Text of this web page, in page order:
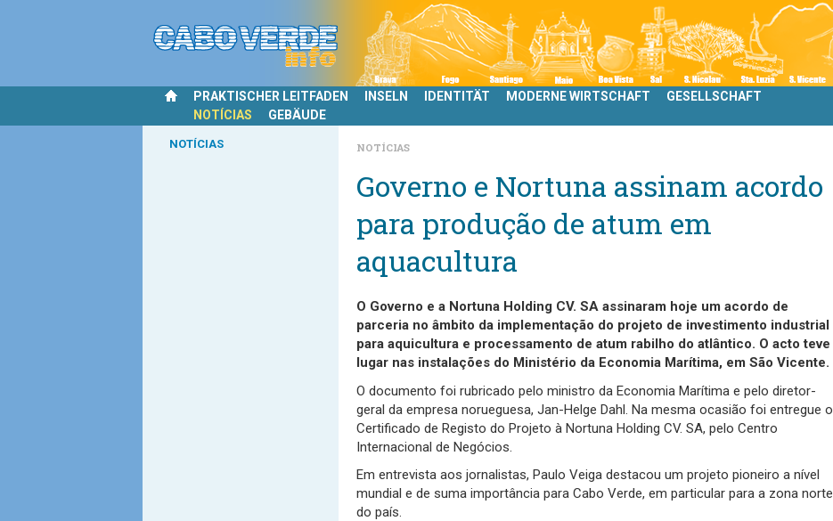
PRAKTISCHER LEITFADEN INSELN IDENTITÄT MODERNE WIRTSCHAFT
GESELLSCHAFT
NOTÍCIAS
GEBÄUDE
NOTÍCIAS NOTÍCIAS
Governo e Nortuna assinam acordo
para produção de atum em
aquacultura
O Governo e a Nortuna Holding CV. SA assinaram hoje um acordo de
parceria no âmbito da implementação do projeto de investimento industrial
para aquicultura e processamento de atum rabilho do atlântico. O acto teve
lugar nas instalações do Ministério da Economia Marítima, em São Vicente.
O documento foi rubricado pelo ministro da Economia Marítima e pelo diretor-
geral da empresa norueguesa, Jan-Helge Dahl. Na mesma ocasião foi entregue o
Certificado de Registo do Projeto à Nortuna Holding CV. SA, pelo Centro
Internacional de Negócios.
Em entrevista aos jornalistas, Paulo Veiga destacou um projeto pioneiro a nível
mundial e de suma importância para Cabo Verde, em particular para a zona norte
do país.